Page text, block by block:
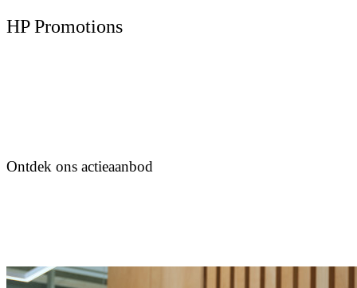
HP Promotions
Ontdek ons actieaanbod